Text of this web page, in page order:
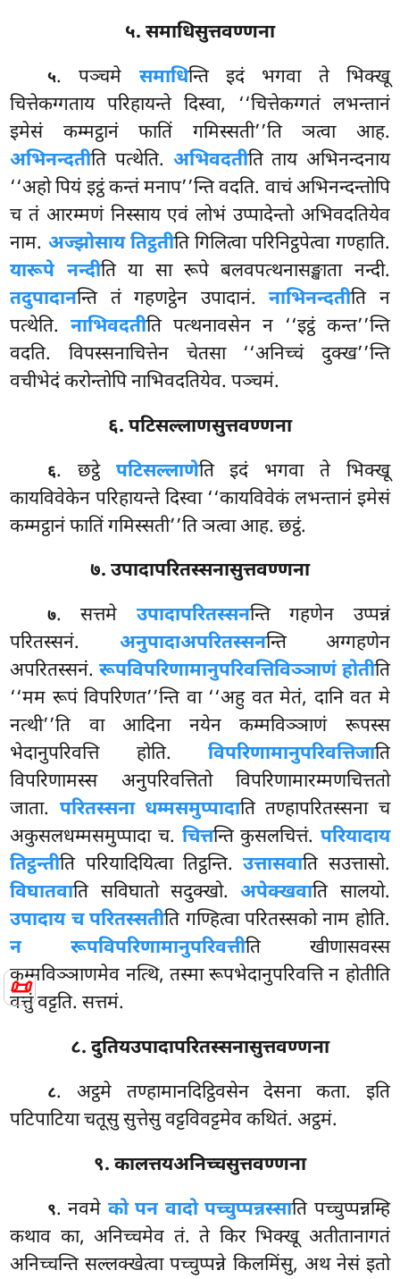
📜
५. समाधिसुत्तवण्णना
५. पञ्चमे समाधिन्ति इदं भगवा ते भिक्खू
चित्तेकग्गताय परिहायन्ते दिस्वा, ‘‘चित्तेकग्गतं लभन्तानं
इमेसं कम्मट्ठानं फातिं गमिस्सती’’ति ञत्वा आह.
अभिनन्दतीति पत्थेति. अभिवदतीति ताय अभिनन्दनाय
‘‘अहो पियं इट्ठं कन्तं मनाप’’न्ति वदति. वाचं अभिनन्दन्तोपि
च तं आरम्मणं निस्साय एवं लोभं उप्पादेन्तो अभिवदतियेव
नाम. अज्झोसाय तिट्ठतीति गिलित्वा परिनिट्ठपेत्वा गण्हाति.
यारूपे नन्दीति या सा रूपे बलवपत्थनासङ्खाता नन्दी.
तदुपादानन्ति तं गहणट्ठेन उपादानं.नाभिनन्दतीति न
पत्थेति.नाभिवदतीति पत्थनावसेन न ‘‘इट्ठं कन्त’’न्ति
वदति. विपस्सनाचित्तेन चेतसा ‘‘अनिच्चं दुक्ख’’न्ति
वचीभेदं करोन्तोपि नाभिवदतियेव. पञ्चमं.
६. पटिसल्लाणसुत्तवण्णना
६. छट्ठे पटिसल्लाणेति इदं भगवा ते भिक्खू
कायविवेकेन परिहायन्ते दिस्वा ‘‘कायविवेकं लभन्तानं इमेसं
कम्मट्ठानं फातिं गमिस्सती’’ति ञत्वा आह. छट्ठं.
७. उपादापरितस्सनासुत्तवण्णना
७. सत्तमे उपादापरितस्सनन्ति गहणेन उप्पन्नं
परितस्सनं. अनुपादाअपरितस्सनन्ति अग्गहणेन
अपरितस्सनं. रूपविपरिणामानुपरिवत्तिविञ्ञाणं होतीति
‘‘मम रूपं विपरिणत’’न्ति वा ‘‘अहु वत मेतं, दानि वत मे
नत्थी’’ति वा आदिना नयेन कम्मविञ्ञाणं रूपस्स
भेदानुपरिवत्ति होति. विपरिणामानुपरिवत्तिजाति
विपरिणामस्स अनुपरिवत्तितो विपरिणामारम्मणचित्ततो
जाता. परितस्सना धम्मसमुप्पादाति तण्हापरितस्सना च
अकुसलधम्मसमुप्पादा च. चित्तन्ति कुसलचित्तं. परियादाय
तिट्ठन्तीति परियादियित्वा तिट्ठन्ति.उत्तासवाति सउत्तासो.
विघातवाति सविघातो सदुक्खो.अपेक्खवाति सालयो.
उपादाय च परितस्सतीति गण्हित्वा परितस्सको नाम होति.
न रूपविपरिणामानुपरिवत्तीति खीणासवस्स
कम्मविञ्ञाणमेव नत्थि, तस्मा रूपभेदानुपरिवत्ति न होतीति
वत्तुं वट्टति. सत्तमं.
८. दुतियउपादापरितस्सनासुत्तवण्णना
८. अट्ठमे तण्हामानदिट्ठिवसेन देसना कता. इति
पटिपाटिया चतूसु सुत्तेसु वट्टविवट्टमेव कथितं. अट्ठमं.
९. कालत्तयअनिच्चसुत्तवण्णना
९. नवमे को पन वादो पच्चुप्पन्नस्साति पच्चुप्पन्नम्हि
कथाव का, अनिच्चमेव तं. ते किर भिक्खू अतीतानागतं
अनिच्चन्ति सल्लक्खेत्वा पच्चुप्पन्ने किलमिंसु, अथ नेसं इतो